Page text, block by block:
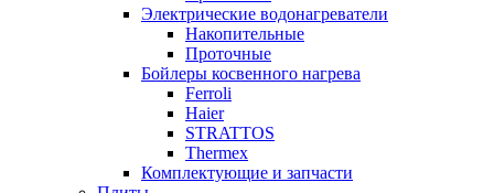
Электрические водонагреватели
Накопительные
Проточные
Бойлеры косвенного нагрева
Ferroli
Haier
STRATTOS
Thermex
Комплектующие и запчасти